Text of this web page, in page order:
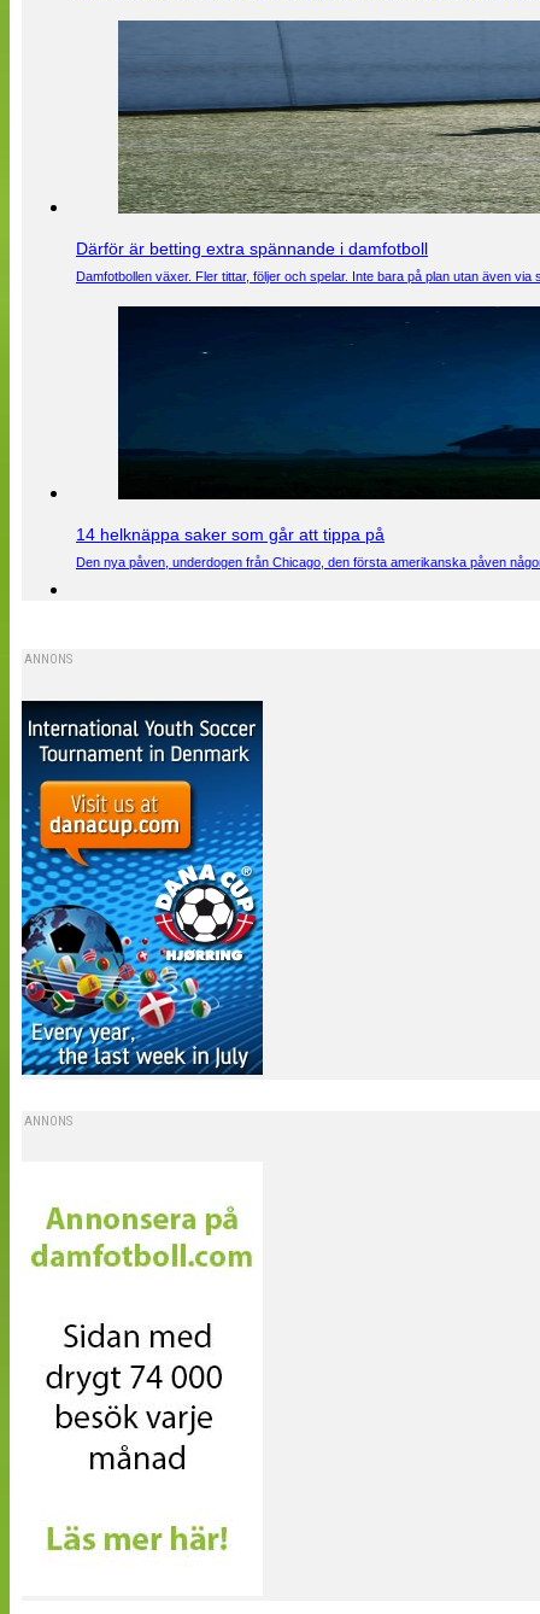
Därför är betting extra spännande i damfotboll
Damfotbollen växer. Fler tittar, följer och spelar. Inte bara på plan utan även
14 helknäppa saker som går att tippa på
Den nya påven, underdogen från Chicago, den första amerikanska påven
ANNONS
ANNONS